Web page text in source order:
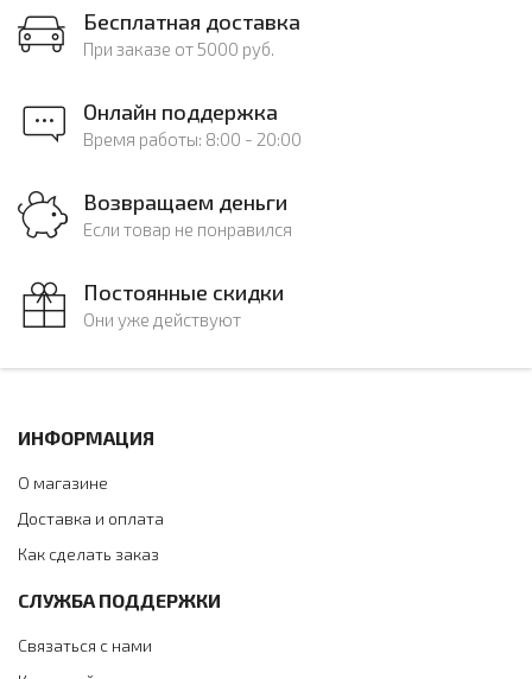
Бесплатная доставка
При заказе от 5000 руб.
Онлайн поддержка
Время работы: 8:00 - 20:00
Возвращаем деньги
Если товар не понравился
Постоянные скидки
Они уже действуют
ИНФОРМАЦИЯ
О магазине
Доставка и оплата
Как сделать заказ
СЛУЖБА ПОДДЕРЖКИ
Связаться с нами